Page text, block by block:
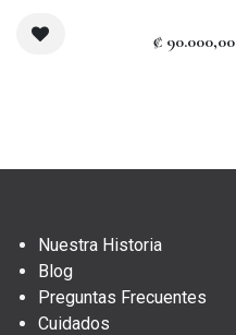
Agotado ₡ 90.000,00
Nuestra Historia
Blog
Preguntas Frecuentes
Cuidados